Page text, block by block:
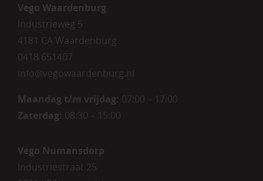
Vego Waardenburg
Industrieweg 5
4181 CA Waardenburg
0418 651407
info@vegowaardenburg.nl
Maandag t/m vrijdag: 07:00 – 17:00
Zaterdag: 08:30 – 15:00
Vego Numansdorp
Industriestraat 25